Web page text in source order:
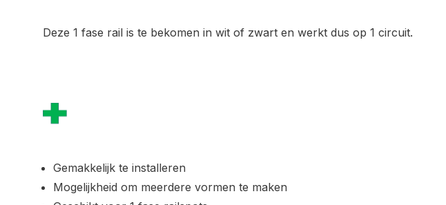
Deze 1 fase rail is te bekomen in wit of zwart en werkt dus op 1 circuit.
Gemakkelijk te installeren
Mogelijkheid om meerdere vormen te maken